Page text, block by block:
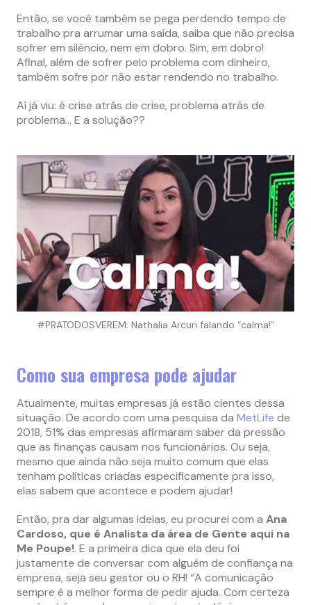
Então, se você também se pega perdendo tempo de
trabalho pra arrumar uma saída, saiba que não precisa
sofrer em silêncio, nem em dobro. Sim, em dobro!
Afinal, além de sofrer pelo problema com dinheiro,
também sofre por não estar rendendo no trabalho.
Aí já viu: é crise atrás de crise, problema atrás de
problema… E a solução??
#PRATODOSVEREM: Nathalia Arcuri falando “calma!”
Como sua empresa pode ajudar
Atualmente, muitas empresas já estão cientes dessa
situação. De acordo com uma pesquisa da MetLife de
2018, 51% das empresas afirmaram saber da pressão
que as finanças causam nos funcionários. Ou seja,
mesmo que ainda não seja muito comum que elas
tenham políticas criadas especificamente pra isso,
elas sabem que acontece e podem ajudar!
Então, pra dar algumas ideias, eu procurei com a Ana
Cardoso, que é Analista da área de Gente aqui na
Me Poupe!. E a primeira dica que ela deu foi
justamente de conversar com alguém de confiança na
empresa, seja seu gestor ou o RH! “A comunicação
sempre é a melhor forma de pedir ajuda. Com certeza